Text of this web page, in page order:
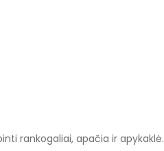
rankogaliai, apačia ir apykaklė.